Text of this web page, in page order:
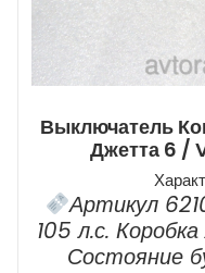
Выключатель
Джетта 6 /
Артикул
105 л.с.
Состояние